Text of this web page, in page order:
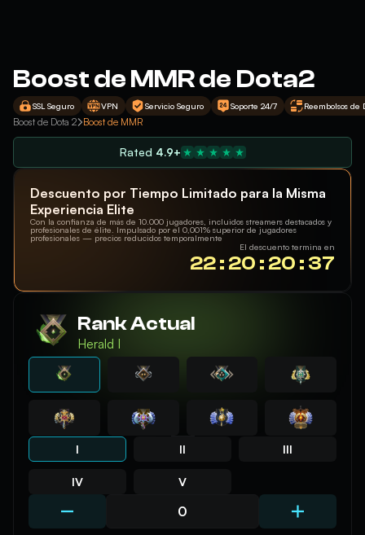
Boost de MMR de Dota2
SSL Seguro VPN Servicio Seguro Soporte 24/7 Reembolsos de
Boost de Dota 2 Boost de MMR
Rated 4.9+
Descuento por Tiempo Limitado para la Misma
Experiencia Elite
Con la confianza de más de 10.000 jugadores, incluidos streamers destacados y
profesionales de élite. Impulsado por el 0,001% superior de jugadores
profesionales — precios reducidos temporalmente
El descuento termina en
22 : 20 : 20 : 36
Rank Actual
Herald I
I II III
IV V